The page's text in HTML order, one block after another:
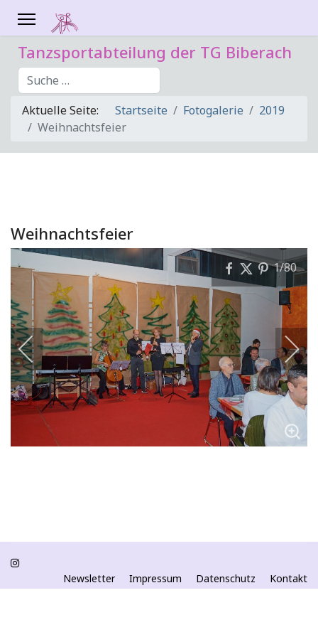
Tanzsportabteilung der TG Biberach
Suchen
Aktuelle Seite: Startseite Fotogalerie
2019
Weihnachtsfeier
Weihnachtsfeier
1/80
Newsletter Impressum Datenschutz Kontakt